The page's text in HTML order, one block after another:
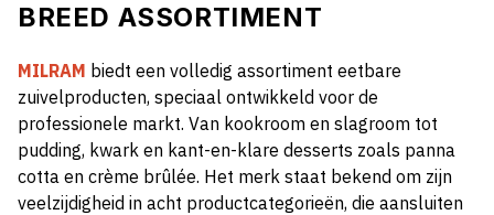
BREED ASSORTIMENT
MILRAM biedt een volledig assortiment eetbare
zuivelproducten, speciaal ontwikkeld voor de
professionele markt. Van kookroom en slagroom tot
pudding, kwark en kant-en-klare desserts zoals panna
cotta en crème brûlée. Het merk staat bekend om zijn
veelzijdigheid in acht productcategorieën, die aansluiten